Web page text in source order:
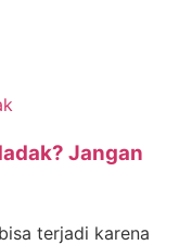
Jangan
terjadi karena